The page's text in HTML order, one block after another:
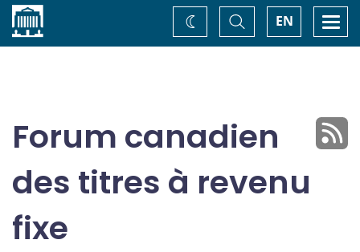
Accueil EN
Basculer
la
recherche
Changez
de
Forum canadien
des titres à revenu
fixe